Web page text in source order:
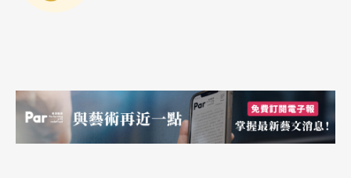
上创造出另一个世界。法毕斯．蓝柏对操弄视觉影
像有相当敏感性，期待他运用幻觉，在舞台上制造